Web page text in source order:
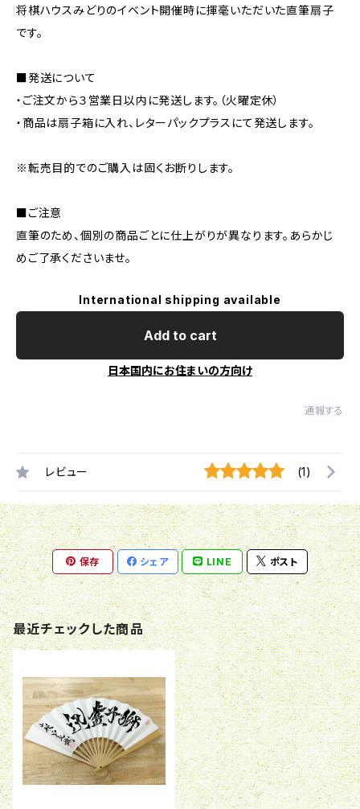
将棋ハウスみどりのイベント開催時に揮毫いただいた直筆扇子
です。
■発送について
・ご注文から３営業日以内に発送します。（火曜定休）
・商品は扇子箱に入れ、レターパックプラスにて発送します。
※転売目的でのご購入は固くお断りします。
■ご注意
直筆のため、個別の商品ごとに仕上がりが異なります。あらかじ
めご了承くださいませ。
International shipping available
Add to cart
日本国内にお住まいの方向け
通報する
レビュー (1)
保存 シェア LINE ポスト
最近チェックした商品